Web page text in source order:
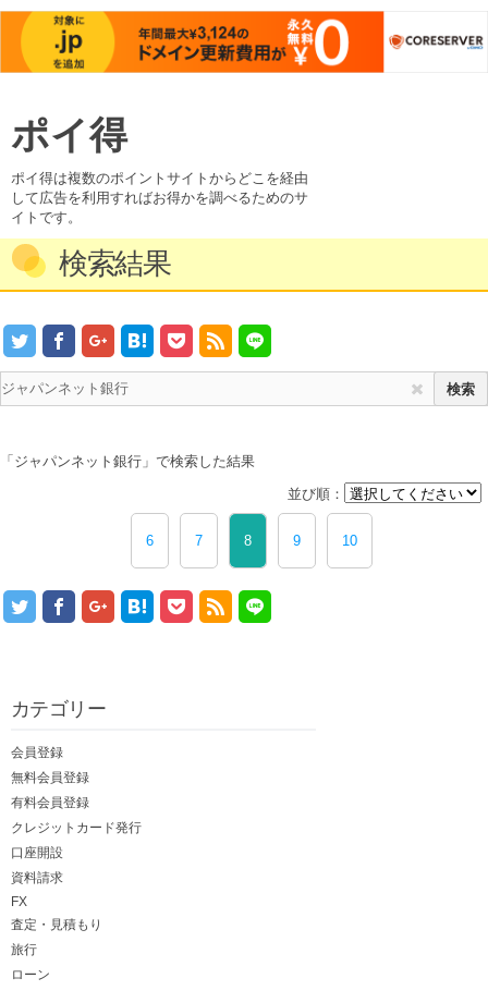
ポイ得
ポイ得は複数のポイントサイトからどこを経由
して広告を利用すればお得かを調べるためのサ
イトです。
検索結果
「ジャパンネット銀行」で検索した結果
並び順：
6 7 8 9 10
カテゴリー
会員登録
無料会員登録
有料会員登録
クレジットカード発行
口座開設
資料請求
FX
査定・見積もり
旅行
ローン